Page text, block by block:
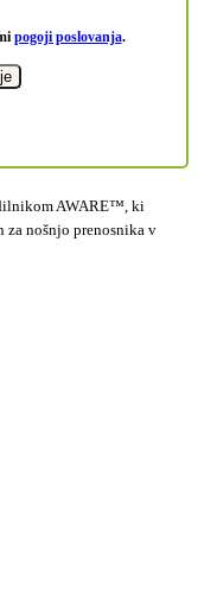
pogoji poslovanja.
AWARE™, ki
za nošnjo prenosnika v